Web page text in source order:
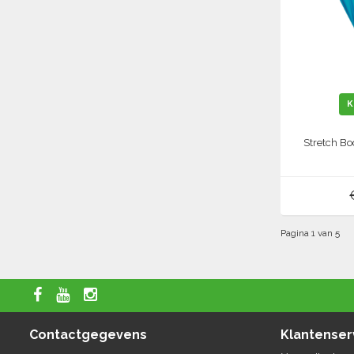
Stretch
Pagina 1 van 5
Contactgegevens